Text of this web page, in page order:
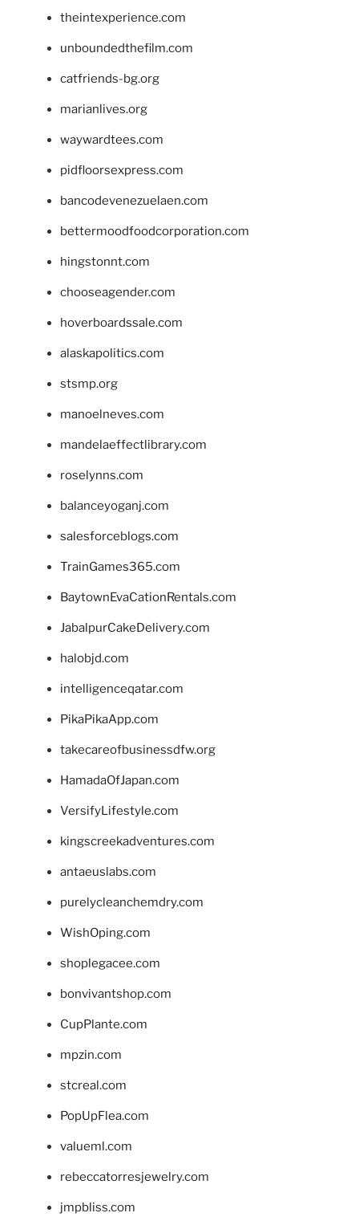
theintexperience.com
unboundedthefilm.com
catfriends-bg.org
marianlives.org
waywardtees.com
pidfloorsexpress.com
bancodevenezuelaen.com
bettermoodfoodcorporation.com
hingstonnt.com
chooseagender.com
hoverboardssale.com
alaskapolitics.com
stsmp.org
manoelneves.com
mandelaeffectlibrary.com
roselynns.com
balanceyoganj.com
salesforceblogs.com
TrainGames365.com
BaytownEvaCationRentals.com
JabalpurCakeDelivery.com
halobjd.com
intelligenceqatar.com
PikaPikaApp.com
takecareofbusinessdfw.org
HamadaOfJapan.com
VersifyLifestyle.com
kingscreekadventures.com
antaeuslabs.com
purelycleanchemdry.com
WishOping.com
shoplegacee.com
bonvivantshop.com
CupPlante.com
mpzin.com
stcreal.com
PopUpFlea.com
valueml.com
rebeccatorresjewelry.com
jmpbliss.com